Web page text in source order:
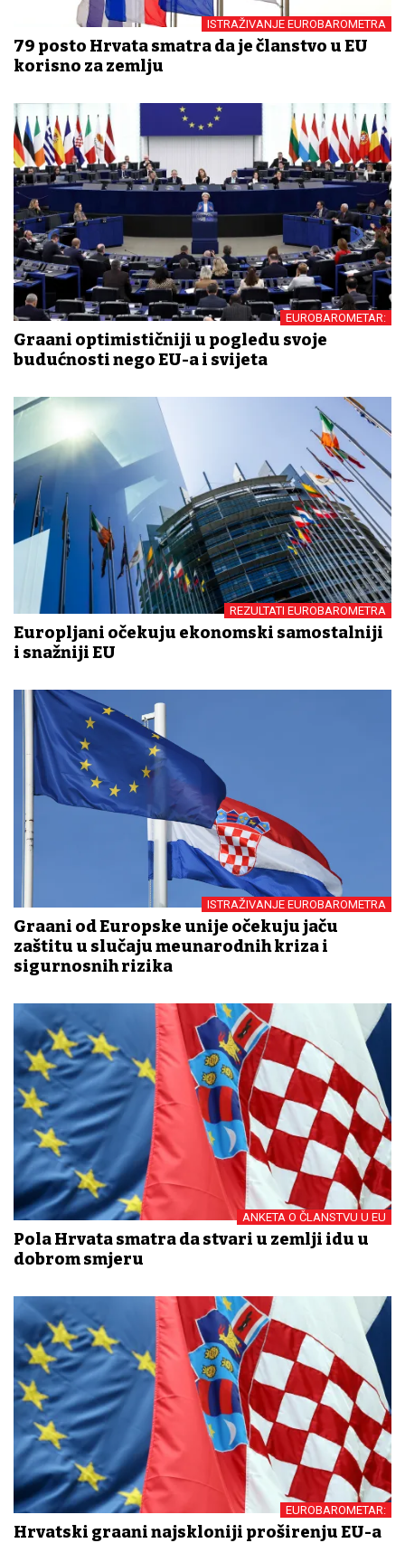
ISTRAŽIVANJE EUROBAROMETRA
79 posto Hrvata smatra da je članstvo u EU
korisno za zemlju
EUROBAROMETAR:
Građani optimističniji u pogledu svoje
budućnosti nego EU-a i svijeta
REZULTATI EUROBAROMETRA
Europljani očekuju ekonomski samostalniji
i snažniji EU
ISTRAŽIVANJE EUROBAROMETRA
Građani od Europske unije očekuju jaču
zaštitu u slučaju međunarodnih kriza i
sigurnosnih rizika
ANKETA O ČLANSTVU U EU
Pola Hrvata smatra da stvari u zemlji idu u
dobrom smjeru
EUROBAROMETAR:
Hrvatski građani najskloniji proširenju EU-a